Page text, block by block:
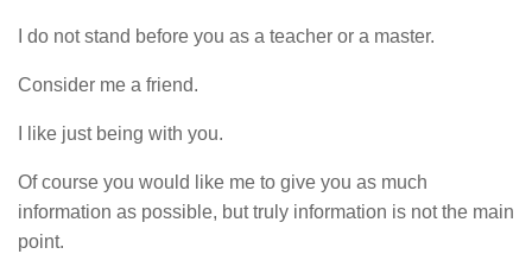
I do not stand before you as a teacher or a master.
Consider me a friend.
I like just being with you.
Of course you would like me to give you as much
information as possible, but truly information is not the main
point.